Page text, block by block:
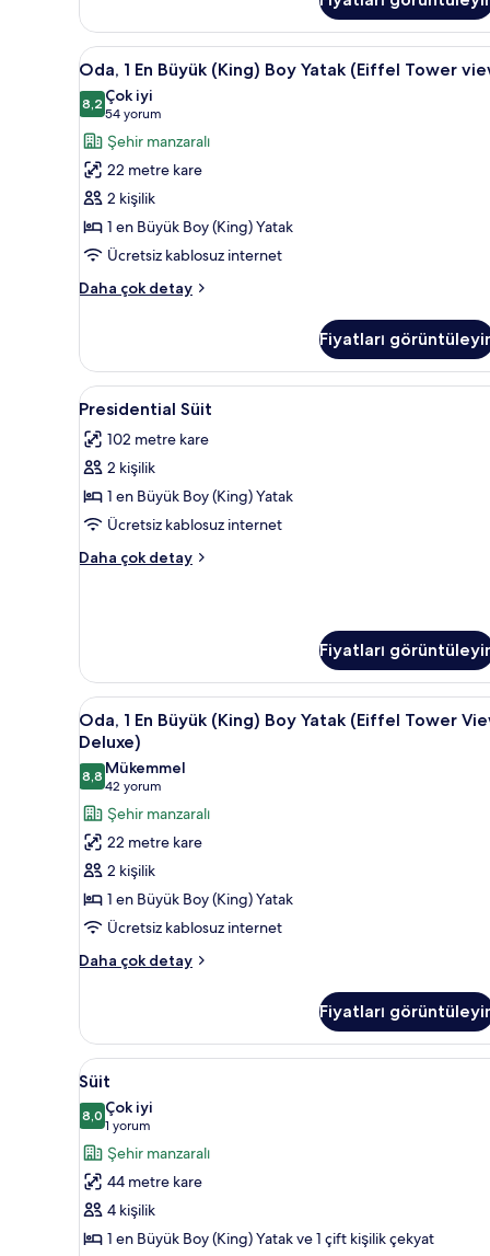
hakkında
daha
fazla
detay
Oda,
1
En
Büyük
(King)
Boy
Yatak
(Eiffel
Tower
view)
fotoğrafları
görün
Oda, 1 En Büyük (King) Boy
6
Oda, 1 En Büyük (King) Boy Yatak (Eiffel Tower
8,28,2 / 10
Çok iyi
54 yorum
(54
yorum)
Şehir manzaralı
22 metre kare
2 kişilik
1 en Büyük Boy (King) Yatak
Ücretsiz kablosuz internet
Daha çok detay
Oda,
(King)
Boy
Yatak
Tower
view)
daha
fazla
Fiyatları
Presidential
Süit
için
tüm
fotoğrafları
görün
Presidential Süit | Kaliteli
6
Presidential Süit
102 metre kare
2 kişilik
1 en Büyük Boy (King) Yatak
Ücretsiz kablosuz internet
Daha çok detay
Presidential
Fiyatları
Oda,
1
En
Büyük
(King)
Boy
Yatak
(Eiffel
Tower
View,
Deluxe)
fotoğrafları
görün
Kaliteli yatak takımı, odada
6
Oda, 1 En Büyük (King) Boy Yatak (Eiffel Tower
Deluxe)
8,88,8 / 10
Mükemmel
42 yorum
(42
yorum)
Şehir manzaralı
22 metre kare
2 kişilik
1 en Büyük Boy (King) Yatak
Ücretsiz kablosuz internet
Daha çok detay
Oda,
(King)
Boy
Yatak
(Eiffel
Tower
View,
Deluxe)
hakkında
daha
fazla
detay
Fiyatları
Süit
için
tüm
fotoğrafları
görün
Süit | Kaliteli yatak takımı,
5
Süit
8,08,0 / 10
Çok iyi
1 yorum
(1
yorum)
Şehir manzaralı
44 metre kare
4 kişilik
1 en Büyük Boy (King) Yatak ve 1 çift kişilik çekyat